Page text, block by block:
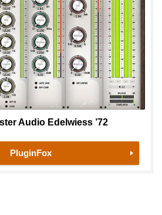
Audio Edelwiess ’72
PluginFox